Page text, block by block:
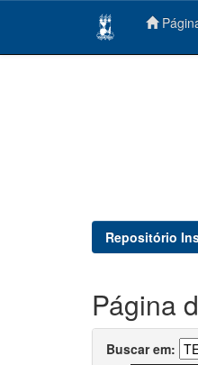
Repositório
Página
Buscar em: